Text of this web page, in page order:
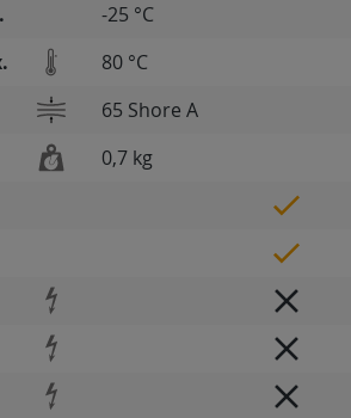
-25 °C
80 °C
65 Shore A
0,7 kg